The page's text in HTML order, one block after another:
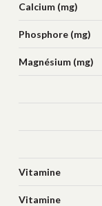
Calcium (mg)
Phosphore (mg)
Magnésium (mg)
Vitamine
b1/thiamine (mg)
Vitamine